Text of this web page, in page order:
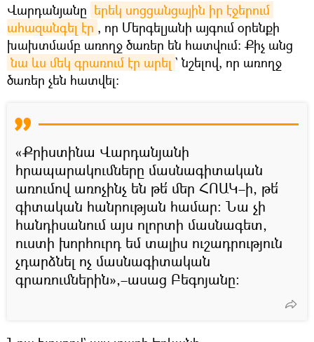
Վարդանյանը երեկ սոցցանցային իր էջերում
ահազանգել էր , որ Մերգելյանի այգում օրենքի
խախտմամբ առողջ ծառեր են հատվում։ Քիչ անց
նա ևս մեկ գրառում էր արել ` նշելով, որ առողջ
ծառեր չեն հատվել։
«Քրիստինա Վարդանյանի
հրապարակումները մասնագիտական
առումով առոչինչ են թե՛ մեր ՀՈԱԿ–ի, թե՛
գիտական հանրության համար։ Նա չի
հանդիսանում այս ոլորտի մասնագետ,
ուստի խորհուրդ եմ տալիս ուշադրություն
չդարձնել ոչ մասնագիտական
գրառումներին»,–ասաց Բեգոյանը։